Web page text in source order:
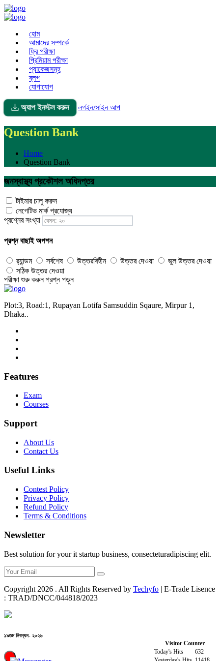
হোম
আমাদের সম্পর্কে
ফ্রি পরীক্ষা
প্রিমিয়াম পরীক্ষা
প্যাকেজসমূহ
ব্লগ
যোগাযোগ
অ্যাপ ইনস্টল করুন লগইন/সাইন আপ
Question Bank
Home
Question Bank
জনস্বাস্থ্য প্রকৌশল অধিদপ্তর
টাইমার চালু করুন
নেগেটিভ মার্ক প্রযোজ্য
প্রশ্নের সংখ্যা
প্রশ্ন বাছাই অপশন
র‍্যান্ডম সর্বশেষ উত্তরবিহীন উত্তর দেওয়া
ভুল উত্তর দেওয়া
সঠিক উত্তর দেওয়া
পরীক্ষা শুরু করুনপ্রশ্ন পড়ুন
Plot:3, Road:1, Rupayan Lotifa Samsuddin Sqaure, Mirpur 1,
Dhaka..
Features
Exam
Courses
Support
About Us
Contact Us
Useful Links
Contest Policy
Privacy Policy
Refund Policy
Terms & Conditions
Newsletter
Best solution for your it startup business, consecteturadipiscing elit.
Copyright 2026 . All Rights Reserved by Techyfo | E-Trade Lisence
: TRAD/DNCC/044818/2023
Visitor Counter
Today's Hits
632
১৯তম নিবন্ধন- ২০২৬